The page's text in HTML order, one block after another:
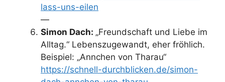
lass-uns-eilen
—
Simon Dach: „Freundschaft und Liebe im
Alltag.“ Lebenszugewandt, eher fröhlich.
Beispiel: „Annchen von Tharau“
https://schnell-durchblicken.de/simon-